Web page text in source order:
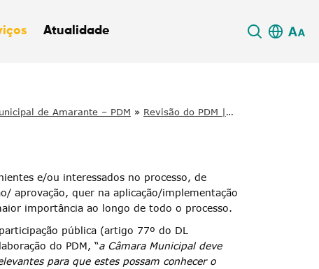
Atualidade
de Amarante – PDM » Revisão do PDM |
e/ou interessados no processo, de
aprovação, quer na aplicação/implementação
importância ao longo de todo o processo.
pública (artigo 77º do DL
do PDM, “a Câmara Municipal deve
para que estes possam conhecer o